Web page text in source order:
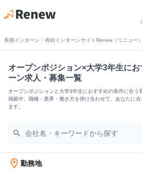
長期インターン・有給インターンサイトRenew（リニュー）
オープンポジション×大学3年生に
ーン求人・募集一覧
オープンポジションと大学3年生におすすめの条件に合う
掲載中。職種・業界・働き方を掛け合わせて、あなたに
ます。
search
location_on 勤務地